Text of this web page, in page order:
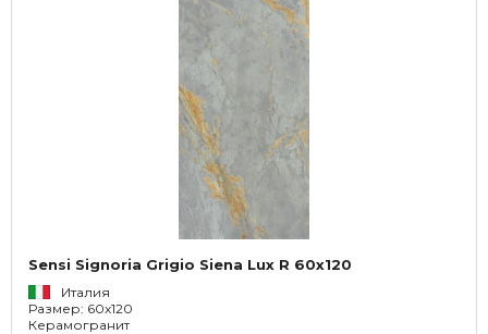
Sensi Signoria Grigio Siena Lux R 60x120
Италия
Размер: 60x120
Керамогранит